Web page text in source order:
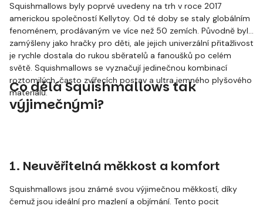
Squishmallows byly poprvé uvedeny na trh v roce 2017
americkou společností Kellytoy. Od té doby se staly globálním
fenoménem, prodávaným ve více než 50 zemích. Původně byly
zamýšleny jako hračky pro děti, ale jejich univerzální přitažlivost
je rychle dostala do rukou sběratelů a fanoušků po celém
světě. Squishmallows se vyznačují jedinečnou kombinací
roztomilých, často zvířecích postav a ultra jemného plyšového
materiálu.
Co dělá Squishmallows tak
výjimečnými?
1. Neuvěřitelná měkkost a komfort
Squishmallows jsou známé svou výjimečnou měkkostí, díky
čemuž jsou ideální pro mazlení a objímání. Tento pocit